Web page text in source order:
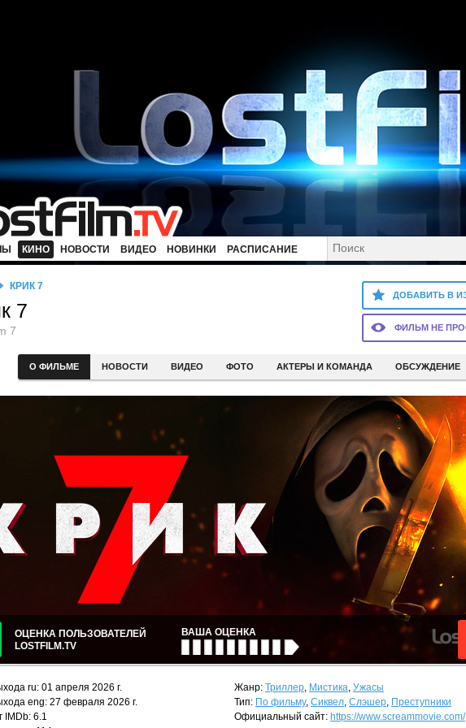
КИНО НОВОСТИ ВИДЕО НОВИНКИ РАСПИСАНИЕ
ДОБАВИТЬ В
ФИЛЬМ НЕ
КРИК 7
7
7
О ФИЛЬМЕ НОВОСТИ ВИДЕО ФОТО АКТЕРЫ И КОМАНДА ОБСУЖДЕНИЕ
ОЦЕНКА ПОЛЬЗОВАТЕЛЕЙ
LOSTFILM.TV
ВАША ОЦЕНКА
ru: 01 апреля 2026 г.
eng: 27 февраля 2026 г.
IMDb: 6.1
Жанр: Триллер, Мистика, Ужасы
Тип: По фильму, Сиквел, Слэшер, Преступники
Официальный сайт: https://www.screammovie.com/